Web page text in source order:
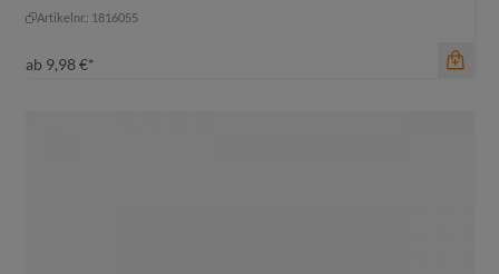
schwarz-grau meliert
schwarz-grau meliert
Artikelnr.: 1816055
ab 9,98 €*